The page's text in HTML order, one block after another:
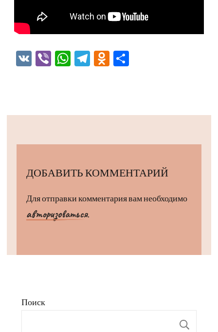
VK ViberWhatsApp
Telegram
Odnoklassniki
ДОБАВИТЬ КОММЕНТАРИЙ
Для отправки комментария вам необходимо
авторизоваться.
Поиск